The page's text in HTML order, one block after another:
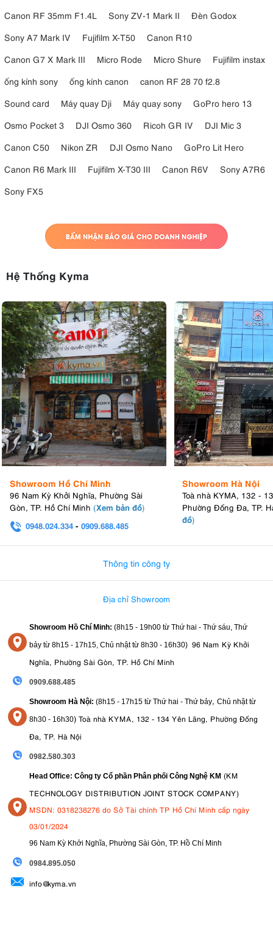
Canon RF 35mm F1.4L
Sony ZV-1 Mark II
Đèn Godox
Sony A7 Mark IV
Fujifilm X-T50
Canon R10
Canon G7 X Mark III
Micro Rode Micro Shure
Fujifilm instax
ống kính sony
ống kính canon
canon RF 28 70 f2.8
Sound card
Máy quay Dji Máy quay sony
GoPro hero 13
Osmo Pocket 3
DJI Osmo 360 Ricoh GR IV
DJI Mic 3
Canon C50
Nikon ZR DJI Osmo Nano
GoPro Lit Hero
Canon R6 Mark III
Fujifilm X-T30 III Canon R6V
Sony A7R6
Sony FX5
Hệ Thống Kyma
Showroom Hồ Chí Minh
96 Nam Kỳ Khởi Nghĩa, Phường Sài
Gòn, TP. Hồ Chí Minh (Xem bản đồ)
0948.024.334 - 0909.688.485
Showroom Hà Nội
Toà nhà KYMA, 132 -
Phường Đống Đa, TP.
đồ)
Thông tin công ty
Địa chỉ Showroom
Showroom Hồ Chí Minh: (8h15 - 19h00 từ Thứ hai - Thứ sáu, Thứ
bảy từ 8h15 - 17h15, Chủ nhật từ 8h30 - 16h30) 96 Nam Kỳ Khởi
Nghĩa, Phường Sài Gòn, TP. Hồ Chí Minh
0909.688.485
Showroom Hà Nội: (8h15 - 17h15 từ Thứ hai - Thứ bảy, Chủ nhật từ
8h30 - 16h30) Toà nhà KYMA, 132 - 134 Yên Lãng, Phường Đống
Đa, TP. Hà Nội
0982.580.303
Head Office: Công ty Cổ phần Phân phối Công Nghệ KM (KM
TECHNOLOGY DISTRIBUTION JOINT STOCK COMPANY)
MSDN: 0318238276 do Sở Tài chính TP Hồ Chí Minh cấp ngày
03/01/2024
96 Nam Kỳ Khởi Nghĩa, Phường Sài Gòn, TP. Hồ Chí Minh
0984.895.050
info@kyma.vn